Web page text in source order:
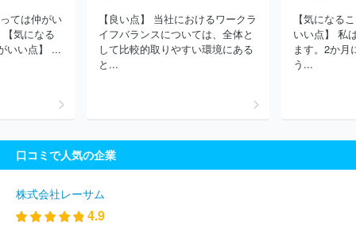
松谷化学工業株式会社
サンエイ糖化株式会社
日清食品株式会
社
焼津水産化学工業株式会社 日本ピュアフード株式会社
ＤＭ
三井製糖株式会社
ほか(3788件)
ては仲がい
気になる
いい点】 ...
【良い点】 当社におけるワークラ
イフバランスについては、全体と
して比較的取りやすい環境にある
と...
【気になる
いい点】 私
ます。2か月
う...
口コミで人気の企業
株式会社レーサム
4.9